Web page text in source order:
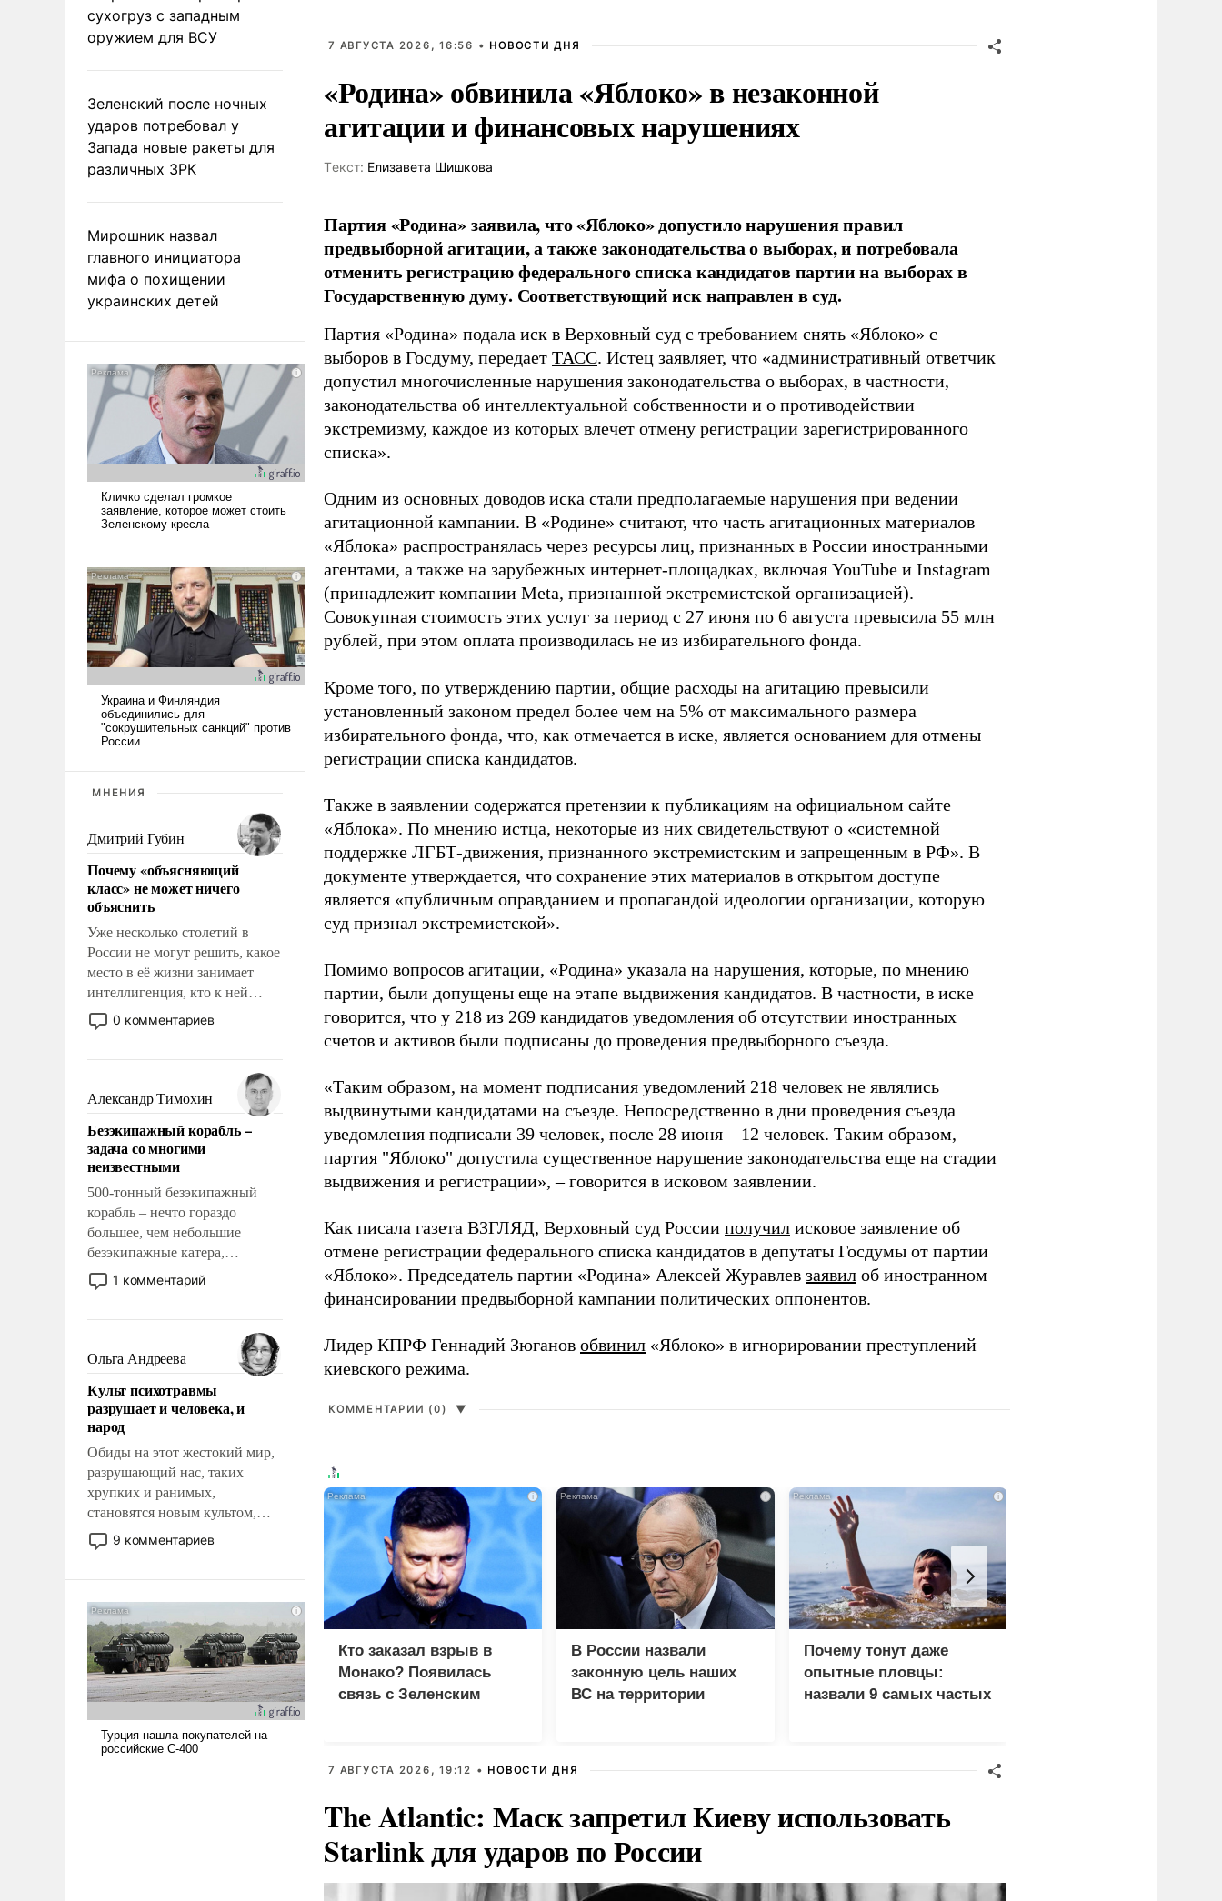
сухогруз с западным
оружием для ВСУ
Зеленский после ночных
ударов потребовал у
Запада новые ракеты для
различных ЗРК
Мирошник назвал
главного инициатора
мифа о похищении
украинских детей
МНЕНИЯ
Дмитрий Губин
Почему «объясняющий
класс» не может ничего
объяснить
Уже несколько столетий в
России не могут решить, какое
место в её жизни занимает
интеллигенция, кто к ней
принадлежит, а кого из неё
исключили с правом
чем она отличается от просто
образованных людей. Иногда
казалось, что эти вопросы
решены раз и навсегда, но –
нет, не решены.
0 комментариев
Александр Тимохин
Безэкипажный корабль –
задача со многими
неизвестными
500-тонный безэкипажный
корабль – нечто гораздо
большее, чем небольшие
безэкипажные катера,
применение которых уже
стало обыденностью. Задача по
сложна и амбициозна. Однако
и ее реализация радикально
поднимет наши боевые
возможности.
1 комментарий
Ольга Андреева
Культ психотравмы
разрушает и человека, и
народ
Обиды на этот жестокий мир,
разрушающий нас, таких
хрупких и ранимых,
становятся новым культом,
постепенно вытесняя и
отменяя традиционное
ударами судьбы, брать на себя
ответственность, помогать
слабым, идти вперед и
адаптироваться.
9 комментариев
7 АВГУСТА 2026, 16:56 • НОВОСТИ ДНЯ
«Родина» обвинила «Яблоко» в незаконной
агитации и финансовых нарушениях
Tекст: Елизавета Шишкова
Партия «Родина» заявила, что «Яблоко» допустило нарушения правил
предвыборной агитации, а также законодательства о выборах, и потребовала
отменить регистрацию федерального списка кандидатов партии на выборах в
Государственную думу. Соответствующий иск направлен в суд.
Партия «Родина» подала иск в Верховный суд с требованием снять «Яблоко» с
выборов в Госдуму, передает ТАСС. Истец заявляет, что «административный ответчик
допустил многочисленные нарушения законодательства о выборах, в частности,
законодательства об интеллектуальной собственности и о противодействии
экстремизму, каждое из которых влечет отмену регистрации зарегистрированного
списка».
Одним из основных доводов иска стали предполагаемые нарушения при ведении
агитационной кампании. В «Родине» считают, что часть агитационных материалов
«Яблока» распространялась через ресурсы лиц, признанных в России иностранными
агентами, а также на зарубежных интернет-площадках, включая YouTube и Instagram
(принадлежит компании Meta, признанной экстремистской организацией).
Совокупная стоимость этих услуг за период с 27 июня по 6 августа превысила 55 млн
рублей, при этом оплата производилась не из избирательного фонда.
Кроме того, по утверждению партии, общие расходы на агитацию превысили
установленный законом предел более чем на 5% от максимального размера
избирательного фонда, что, как отмечается в иске, является основанием для отмены
регистрации списка кандидатов.
Также в заявлении содержатся претензии к публикациям на официальном сайте
«Яблока». По мнению истца, некоторые из них свидетельствуют о «системной
поддержке ЛГБТ-движения, признанного экстремистским и запрещенным в РФ». В
документе утверждается, что сохранение этих материалов в открытом доступе
является «публичным оправданием и пропагандой идеологии организации, которую
суд признал экстремистской».
Помимо вопросов агитации, «Родина» указала на нарушения, которые, по мнению
партии, были допущены еще на этапе выдвижения кандидатов. В частности, в иске
говорится, что у 218 из 269 кандидатов уведомления об отсутствии иностранных
счетов и активов были подписаны до проведения предвыборного съезда.
«Таким образом, на момент подписания уведомлений 218 человек не являлись
выдвинутыми кандидатами на съезде. Непосредственно в дни проведения съезда
уведомления подписали 39 человек, после 28 июня – 12 человек. Таким образом,
партия "Яблоко" допустила существенное нарушение законодательства еще на стадии
выдвижения и регистрации», – говорится в исковом заявлении.
Как писала газета ВЗГЛЯД, Верховный суд России получил исковое заявление об
отмене регистрации федерального списка кандидатов в депутаты Госдумы от партии
«Яблоко». Председатель партии «Родина» Алексей Журавлев заявил об иностранном
финансировании предвыборной кампании политических оппонентов.
Лидер КПРФ Геннадий Зюганов обвинил «Яблоко» в игнорировании преступлений
киевского режима.
КОММЕНТАРИИ (0) ▼
i
Кто заказал взрыв в
Монако? Появилась
связь с Зеленским
i
В России назвали
законную цель наших
ВС на территории
i
Почему тонут даже
опытные пловцы:
назвали 9 самых частых
7 АВГУСТА 2026, 19:12 • НОВОСТИ ДНЯ
The Atlantic: Маск запретил Киеву использовать
Starlink для ударов по России